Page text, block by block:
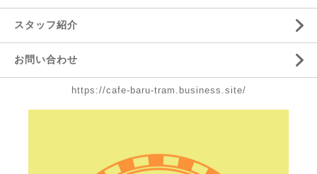
スタッフ紹介
お問い合わせ
https://cafe-baru-tram.business.site/